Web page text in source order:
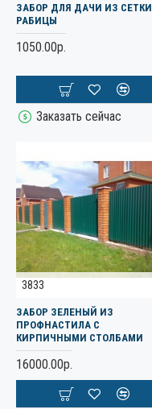
ЗАБОР ДЛЯ ДАЧИ ИЗ СЕТКИ
РАБИЦЫ
1050.00р.
Заказать сейчас
3833
ЗАБОР ЗЕЛЕНЫЙ ИЗ
ПРОФНАСТИЛА С
КИРПИЧНЫМИ СТОЛБАМИ
16000.00р.